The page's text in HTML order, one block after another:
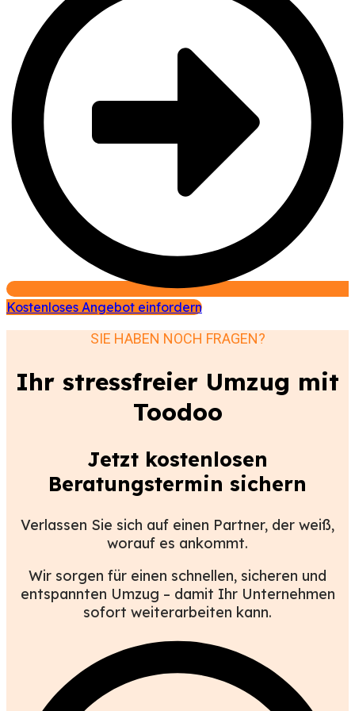
Kostenloses Angebot einfordern
SIE HABEN NOCH FRAGEN?
Ihr stressfreier Umzug mit
Toodoo
Jetzt kostenlosen
Beratungstermin sichern
Verlassen Sie sich auf einen Partner, der weiß,
worauf es ankommt.
Wir sorgen für einen schnellen, sicheren und
entspannten Umzug – damit Ihr Unternehmen
sofort weiterarbeiten kann.